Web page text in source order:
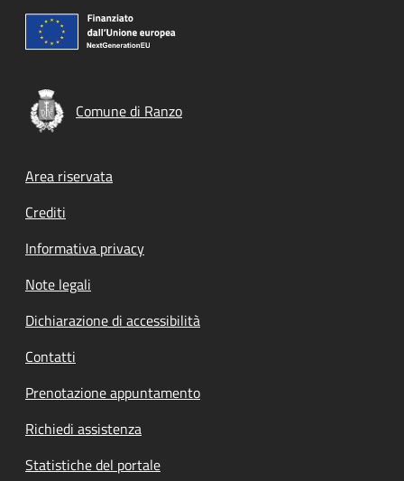
Comune di Ranzo
Footer menu
Area riservata
Crediti
Informativa privacy
Note legali
Dichiarazione di accessibilità
Contatti
Prenotazione appuntamento
Richiedi assistenza
Statistiche del portale